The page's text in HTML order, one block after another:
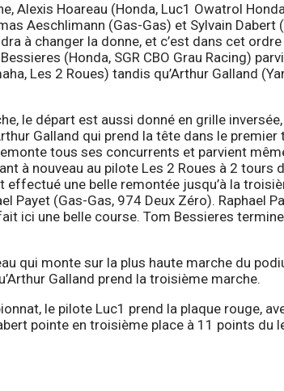
Alexis Hoareau (Honda, Luc1 Owatrol
Aeschlimann (Gas-Gas) et Sylvain Dabert
à changer la donne, et c’est dans cet
(Honda, SGR CBO Grau Racing)
Les 2 Roues) tandis qu’Arthur Galland
le départ est aussi donné en grille
Galland qui prend la tête dans le
tous ses concurrents et parvient
à nouveau au pilote Les 2 Roues à 2 tours
effectué une belle remontée jusqu’à la
Payet (Gas-Gas, 974 Deux Zéro). Raphael
ici une belle course. Tom Bessieres
qui monte sur la plus haute marche du
Galland prend la troisième marche.
le pilote Luc1 prend la plaque rouge,
pointe en troisième place à 11 points du